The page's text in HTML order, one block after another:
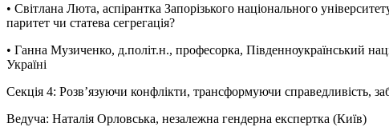
• Світлана Люта, аспірантка Запорізького національного
паритет чи статева сегрегація?
• Ганна Музиченко, д.політ.н., професорка, Південноукраїнський
Україні
Секція 4: Розв’язуючи конфлікти, трансформуючи справедливість,
Ведуча: Наталія Орловська, незалежна гендерна експертка (Київ)